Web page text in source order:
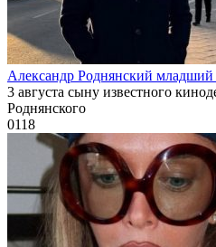
Александр Роднянский младший
3 августа сыну известного
Роднянского
0118